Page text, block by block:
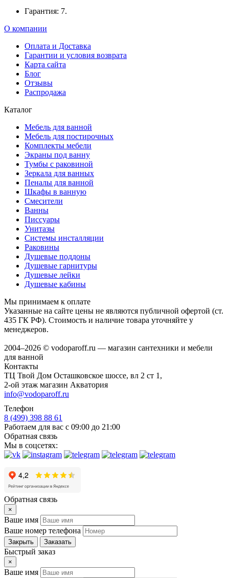
Гарантия: 7.
О компании
Оплата и Доставка
Гарантии и условия возврата
Карта сайта
Блог
Отзывы
Распродажа
Каталог
Мебель для ванной
Мебель для постирочных
Комплекты мебели
Экраны под ванну
Тумбы с раковиной
Зеркала для ванных
Пеналы для ванной
Шкафы в ванную
Смесители
Ванны
Писсуары
Унитазы
Системы инсталляции
Раковины
Душевые поддоны
Душевые гарнитуры
Душевые лейки
Душевые кабины
Мы принимаем к оплате
Указанные на сайте цены не являются публичной офертой (ст.
435 ГК РФ). Стоимость и наличие товара уточняйте у
менеджеров.
2004–2026 © vodoparoff.ru — магазин сантехники и мебели
для ванной
Контакты
ТЦ Твой Дом Осташковское шоссе, вл 2 ст 1,
2-ой этаж магазин Акватория
info@vodoparoff.ru
Телефон
8 (499) 398 88 61
Работаем для вас с 09:00 до 21:00
Обратная связь
Мы в соцсетях:
Обратная связь
×
Ваше имя
Ваше номер телефона
Закрыть Заказать
Быстрый заказ
×
Ваше имя